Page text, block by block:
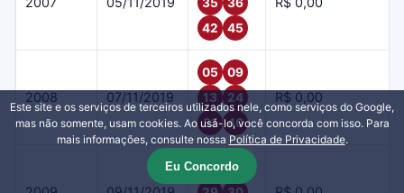
42
45
2008 07/11/2019
05
09
13
24
31
40
R$ 0,00
03
05
Este site e os serviços de terceiros utilizados nele, como serviços do Google,
mas não somente, usam cookies. Ao usá-lo, você concorda com isso. Para
mais informações, consulte nossa Política de Privacidade.
Eu Concordo